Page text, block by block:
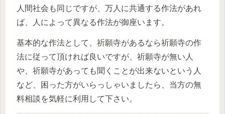
人間社会も同じですが、万人に共通する作法があれ
ば、人によって異なる作法が御座います。
基本的な作法として、祈願寺があるなら祈願寺の作
法に従って頂ければ良いですが、祈願寺が無い人
や、祈願寺があっても聞くことが出来ないという人
など、困った方がいらっしゃいましたら、当方の無
料相談を気軽に利用して下さい。